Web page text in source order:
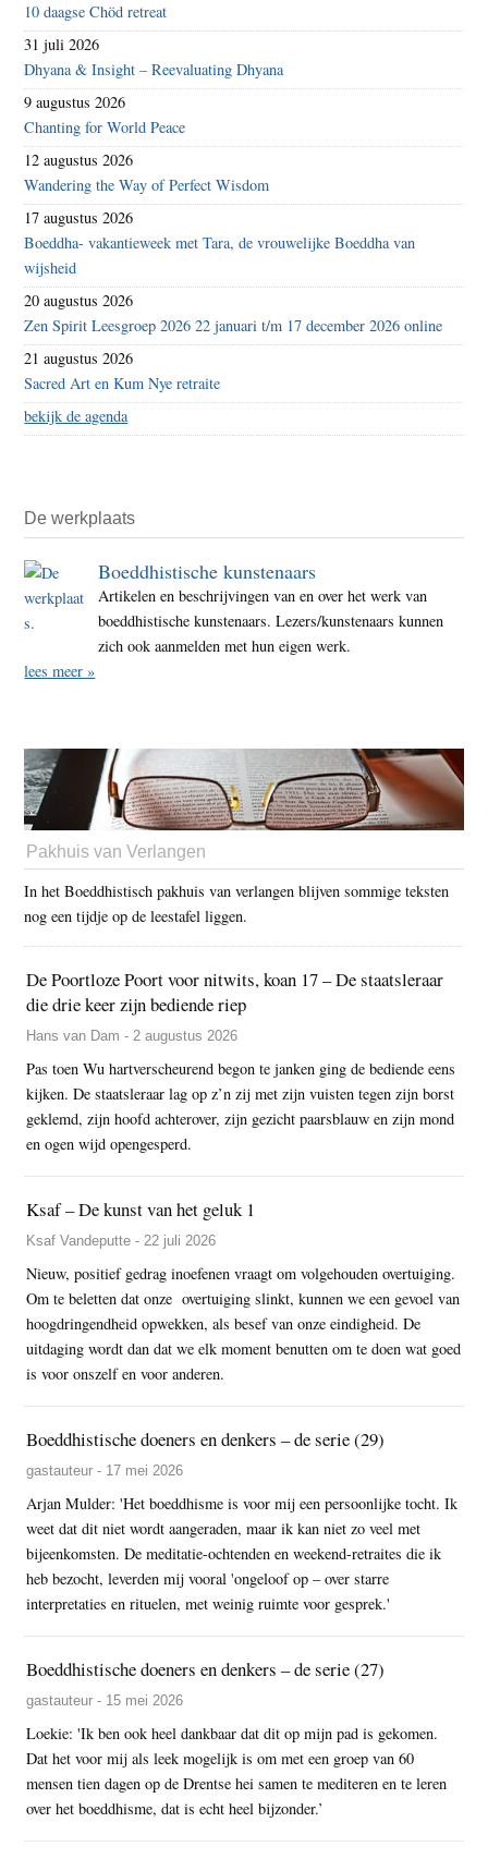
10 daagse Chöd retreat
31 juli 2026
Dhyana & Insight – Reevaluating Dhyana
9 augustus 2026
Chanting for World Peace
12 augustus 2026
Wandering the Way of Perfect Wisdom
17 augustus 2026
Boeddha- vakantieweek met Tara, de vrouwelijke Boeddha van
wijsheid
20 augustus 2026
Zen Spirit Leesgroep 2026 22 januari t/m 17 december 2026 online
21 augustus 2026
Sacred Art en Kum Nye retraite
bekijk de agenda
De werkplaats
Boeddhistische kunstenaars
Artikelen en beschrijvingen van en over het werk van
boeddhistische kunstenaars. Lezers/kunstenaars kunnen
zich ook aanmelden met hun eigen werk.
lees meer »
Pakhuis van Verlangen
In het Boeddhistisch pakhuis van verlangen blijven sommige teksten
nog een tijdje op de leestafel liggen.
De Poortloze Poort voor nitwits, koan 17 – De staatsleraar
die drie keer zijn bediende riep
Hans van Dam - 2 augustus 2026
Pas toen Wu hartverscheurend begon te janken ging de bediende eens
kijken. De staatsleraar lag op z’n zij met zijn vuisten tegen zijn borst
geklemd, zijn hoofd achterover, zijn gezicht paarsblauw en zijn mond
en ogen wijd opengesperd.
Ksaf – De kunst van het geluk 1
Ksaf Vandeputte - 22 juli 2026
Nieuw, positief gedrag inoefenen vraagt om volgehouden overtuiging.
Om te beletten dat onze overtuiging slinkt, kunnen we een gevoel van
hoogdringendheid opwekken, als besef van onze eindigheid. De
uitdaging wordt dan dat we elk moment benutten om te doen wat goed
is voor onszelf en voor anderen.
Boeddhistische doeners en denkers – de serie (29)
gastauteur - 17 mei 2026
Arjan Mulder: 'Het boeddhisme is voor mij een persoonlijke tocht. Ik
weet dat dit niet wordt aangeraden, maar ik kan niet zo veel met
bijeenkomsten. De meditatie-ochtenden en weekend-retraites die ik
heb bezocht, leverden mij vooral 'ongeloof op – over starre
interpretaties en rituelen, met weinig ruimte voor gesprek.'
Boeddhistische doeners en denkers – de serie (27)
gastauteur - 15 mei 2026
Loekie: 'Ik ben ook heel dankbaar dat dit op mijn pad is gekomen.
Dat het voor mij als leek mogelijk is om met een groep van 60
mensen tien dagen op de Drentse hei samen te mediteren en te leren
over het boeddhisme, dat is echt heel bijzonder.’